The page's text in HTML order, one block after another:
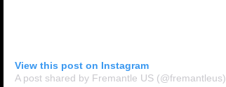
View this post on Instagram
A post shared by Fremantle US (@fremantleus)